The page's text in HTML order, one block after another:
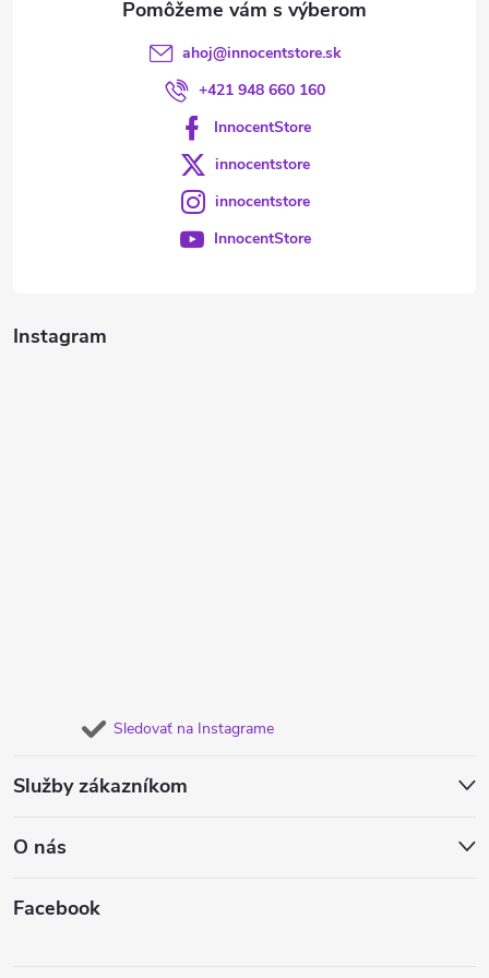
Instagram
Sledovať na Instagrame
Služby zákazníkom
O nás
Facebook
ahoj@innocentstore.sk
+421 948 660 160
InnocentStore
innocentstore
innocentstore
InnocentStore